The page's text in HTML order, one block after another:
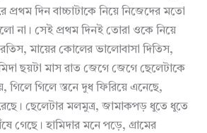
প্রথম দিন বাচ্চাটাকে নিয়ে নিজেদের মতো
না। সেই প্রথম দিনই তোরা ওকে নিয়ে
মায়ের কোলের ভালোবাসা দিতিস,
ছয়টা মাস রাত জেগে জেগে ছেলেটাকে
গিলে গিলে স্তনে দুধ ফিরিয়ে এনেছে,
ছেলেটার মলমুত্র, জামাকপড় ধুতে ধুতে
গেছে। হামিদার মনে পড়ে, গ্রামের